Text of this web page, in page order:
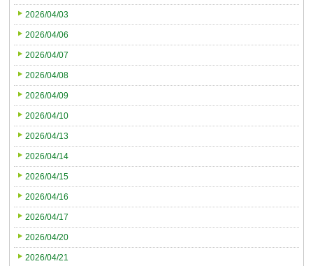
2026/04/03
2026/04/06
2026/04/07
2026/04/08
2026/04/09
2026/04/10
2026/04/13
2026/04/14
2026/04/15
2026/04/16
2026/04/17
2026/04/20
2026/04/21